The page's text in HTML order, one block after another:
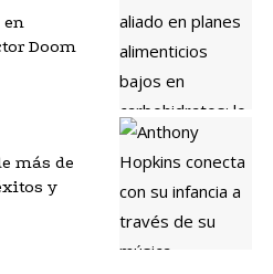
en
Doom
más de
y